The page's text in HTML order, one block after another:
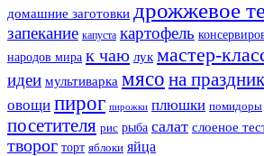
домашние заготовки дрожжевое
запекание капуста картофель
народов мира к чаю лук мастер-
идеи мультиварка мясо на праздник
овощи пирог пирожки плюшки помидоры
посетителя рис рыба салат слоеное
творог торт яблоки яйца